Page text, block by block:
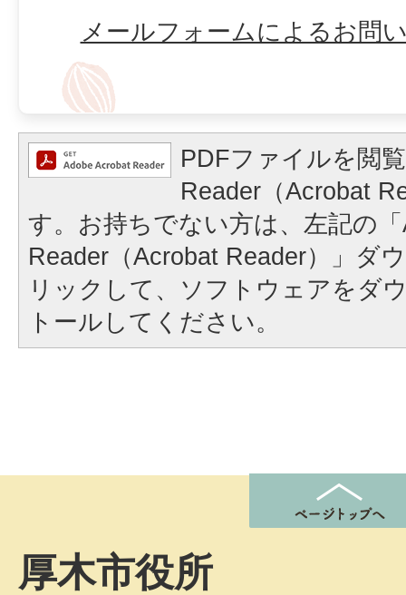
メールフォームによるお問
PDFファイルを閲
Reader（Acrobat
す。お持ちでない方は、左記の
Reader（Acrobat Reader）」ダ
リックして、ソフトウェアをダ
トールしてください。
厚木市役所